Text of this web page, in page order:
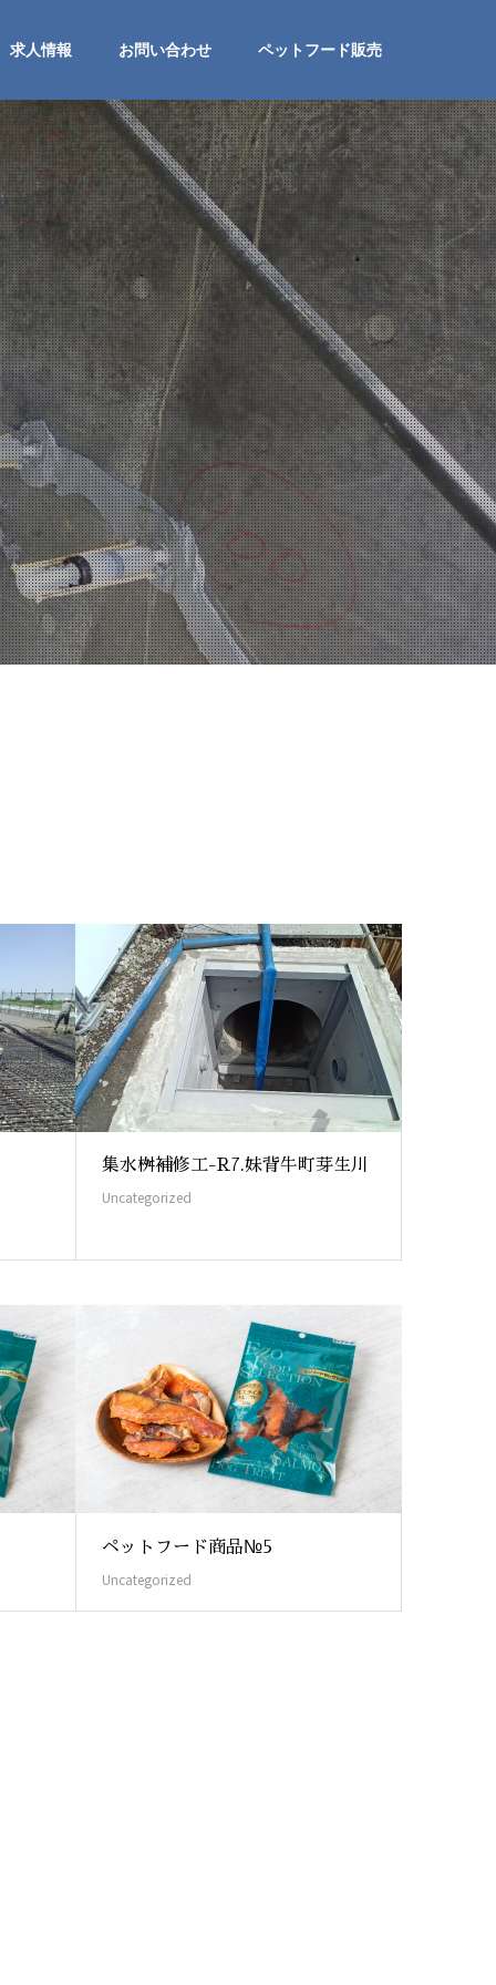
求人情報 お問い合わせ ペットフード販売
集水桝補修工-R7.妹背牛町芽生川
Uncategorized
ペットフード商品№5
Uncategorized